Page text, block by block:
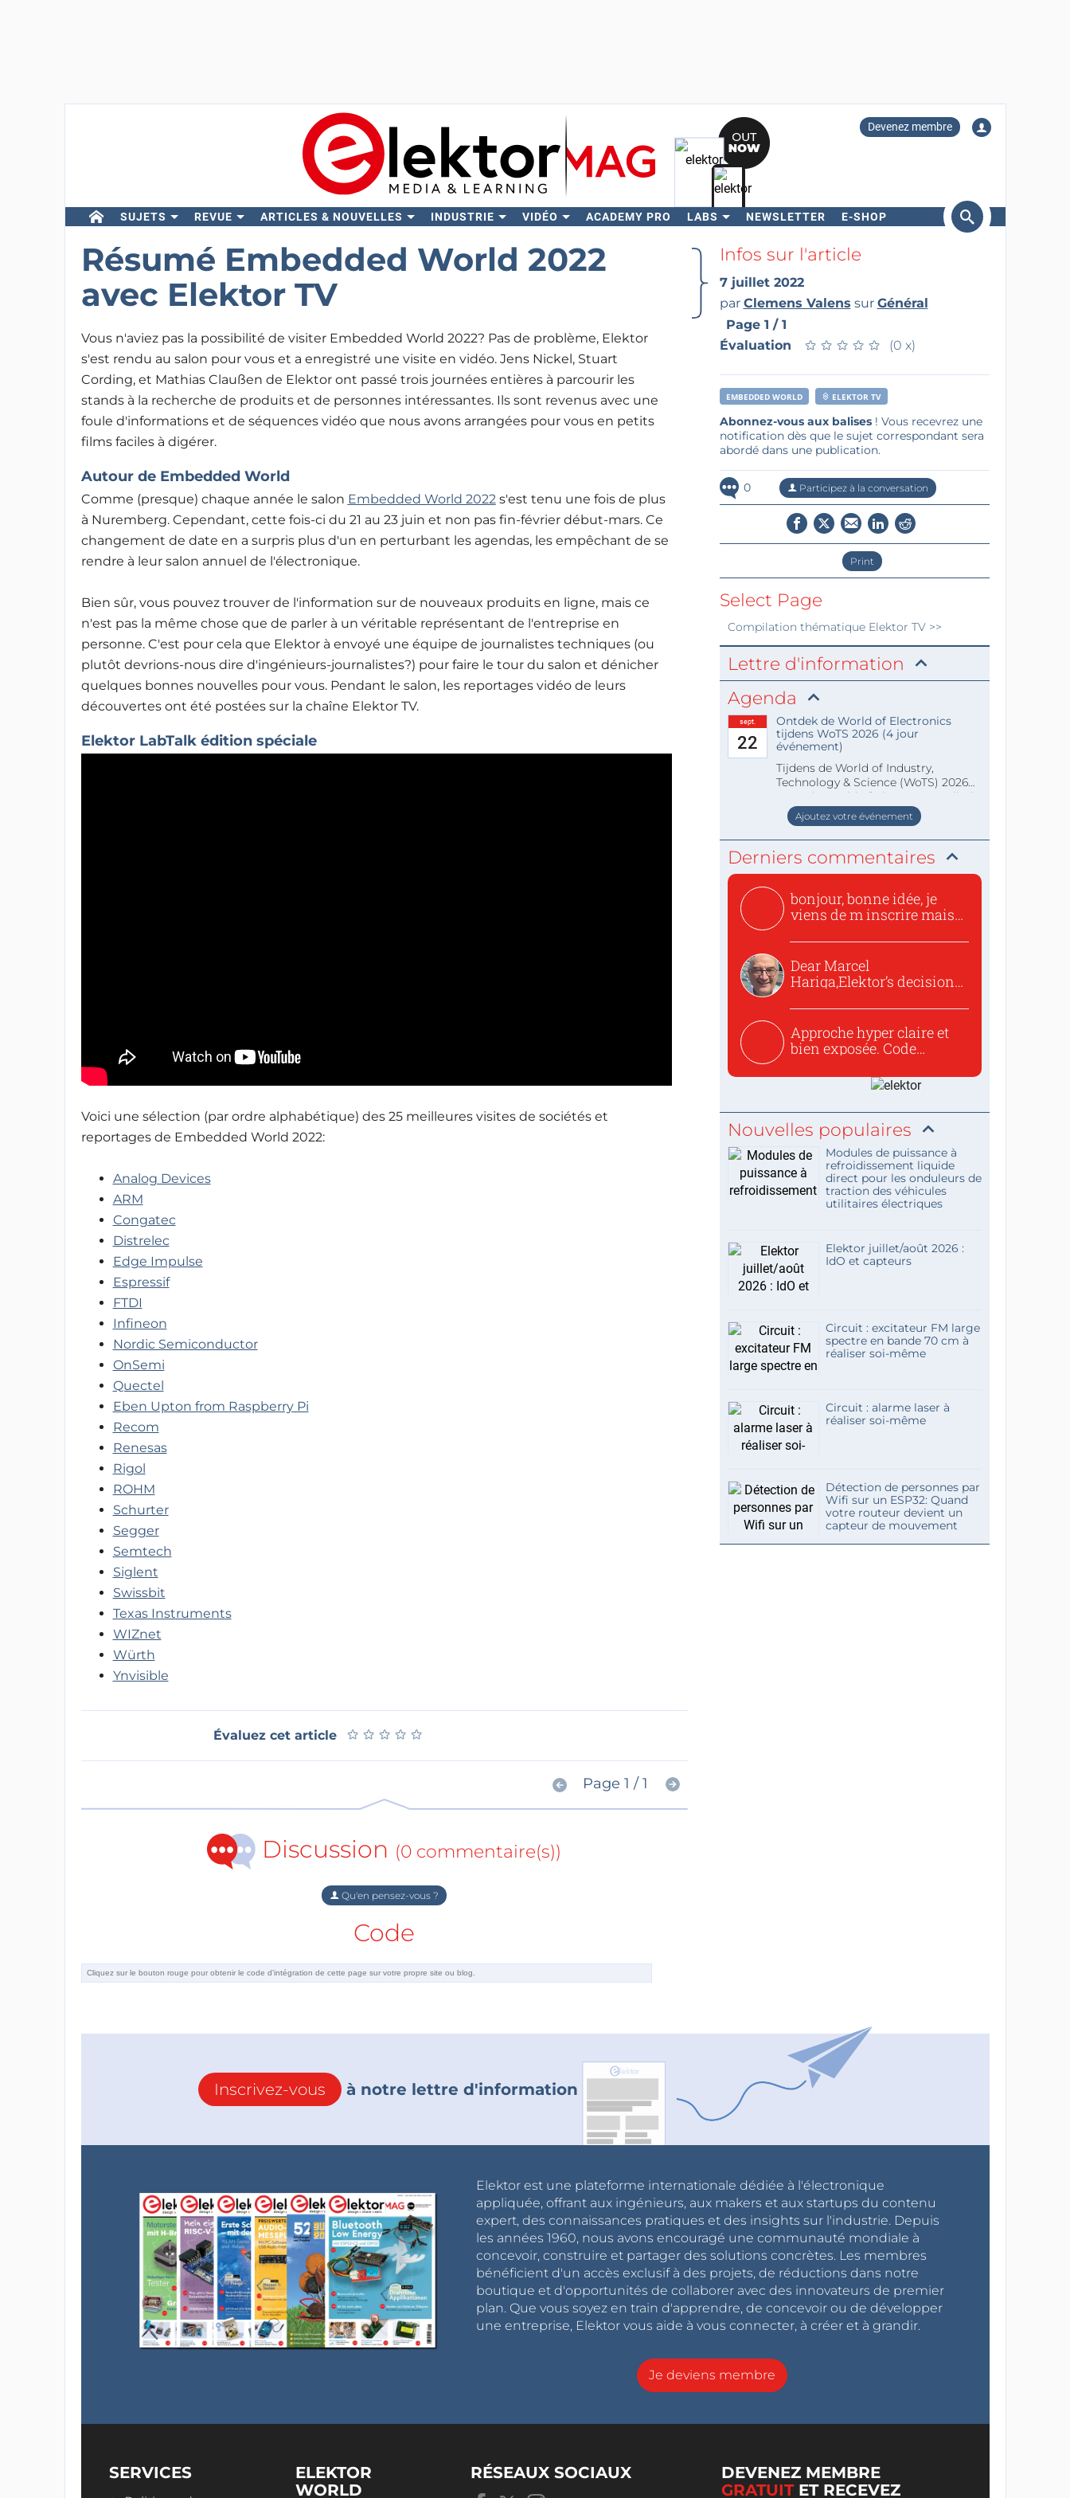
Devenez membre
SUJETS REVUE ARTICLES & NOUVELLES INDUSTRIE VIDÉO ACADEMY PRO LABS NEWSLETTER E-SHOP
Rechercher
Résumé Embedded World 2022
avec Elektor TV
Vous n'aviez pas la possibilité de visiter Embedded World 2022? Pas de problème, Elektor
s'est rendu au salon pour vous et a enregistré une visite en vidéo. Jens Nickel, Stuart
Cording, et Mathias Claußen de Elektor ont passé trois journées entières à parcourir les
stands à la recherche de produits et de personnes intéressantes. Ils sont revenus avec une
foule d'informations et de séquences vidéo que nous avons arrangées pour vous en petits
films faciles à digérer.
Autour de Embedded World
Comme (presque) chaque année le salon Embedded World 2022s'est tenu une fois de plus
à Nuremberg. Cependant, cette fois-ci du 21 au 23 juin et non pas fin-février début-mars. Ce
changement de date en a surpris plus d'un en perturbant les agendas, les empêchant de se
rendre à leur salon annuel de l'électronique.
Bien sûr, vous pouvez trouver de l'information sur de nouveaux produits en ligne, mais ce
n'est pas la même chose que de parler à un véritable représentant de l'entreprise en
personne. C'est pour cela que Elektor à envoyé une équipe de journalistes techniques (ou
plutôt devrions-nous dire d'ingénieurs-journalistes?) pour faire le tour du salon et dénicher
quelques bonnes nouvelles pour vous. Pendant le salon, les reportages vidéo de leurs
découvertes ont été postées sur la chaîne Elektor TV.
Elektor LabTalk édition spéciale
Voici une sélection (par ordre alphabétique) des 25 meilleures visites de sociétés et
reportages de Embedded World 2022:
Analog Devices
ARM
Congatec
Distrelec
Edge Impulse
Espressif
FTDI
Infineon
Nordic Semiconductor
OnSemi
Quectel
Eben Upton from Raspberry Pi
Recom
Renesas
Rigol
ROHM
Schurter
Segger
Semtech
Siglent
Swissbit
Texas Instruments
WIZnet
Würth
Ynvisible
Évaluez cet article ★ ★ ★ ★ ★
★ ★ ★ ★ ★
Page 1 / 1
Discussion (0 commentaire(s))
Qu'en pensez-vous ?
Code
Infos sur l'article
7 juillet 2022
par Clemens Valens sur Général
Page 1 / 1
Évaluation
★ ★ ★ ★ ★
★ ★ ★ ★ ★ (0 x)
EMBEDDED WORLD ELEKTOR TV
Abonnez-vous aux balises! Vous recevrez une
notification dès que le sujet correspondant sera
abordé dans une publication.
0 Participez à la conversation
Print
Select Page
Compilation thématique Elektor TV>>
Lettre d'information
Agenda
sept.
22
Ontdek de World of Electronics
tijdens WoTS 2026 (4 jour
événement)
Tijdens de World of Industry,
Technology & Science (WoTS) 2026
staat de World of Electronics volledi
Ajoutez votre événement
Derniers commentaires
bonjour, bonne idée, je
viens de m inscrire mais
Dear Marcel
Hariga,Elektor’s decision
Approche hyper claire et
bien exposée. Code
Nouvelles populaires
Modules de puissance à
refroidissement liquide
direct pour les onduleurs de
traction des véhicules
utilitaires électriques
Elektor juillet/août 2026 :
IdO et capteurs
Circuit : excitateur FM large
spectre en bande 70 cm à
réaliser soi-même
Circuit : alarme laser à
réaliser soi-même
Détection de personnes par
Wifi sur un ESP32: Quand
votre routeur devient un
capteur de mouvement
Inscrivez-vous à notre lettre d'information
Elektor est une plateforme internationale dédiée à l'électronique
appliquée, offrant aux ingénieurs, aux makers et aux startups du contenu
expert, des connaissances pratiques et des insights sur l'industrie. Depuis
les années 1960, nous avons encouragé une communauté mondiale à
concevoir, construire et partager des solutions concrètes. Les membres
bénéficient d'un accès exclusif à des projets, de réductions dans notre
boutique et d'opportunités de collaborer avec des innovateurs de premier
plan. Que vous soyez en train d'apprendre, de concevoir ou de développer
une entreprise, Elektor vous aide à vous connecter, à créer et à grandir.
Je deviens membre
SERVICES
ELEKTOR
WORLD
RÉSEAUX SOCIAUX
DEVENEZ MEMBRE
GRATUITET RECEVEZ